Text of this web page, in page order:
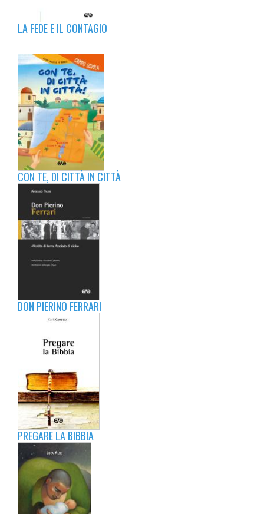
LA FEDE E IL CONTAGIO
CON TE, DI CITTÀ IN CITTÀ
DON PIERINO FERRARI
PREGARE LA BIBBIA